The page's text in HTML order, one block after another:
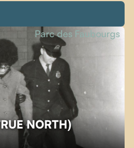
NORTH)
Parc des Faubourgs